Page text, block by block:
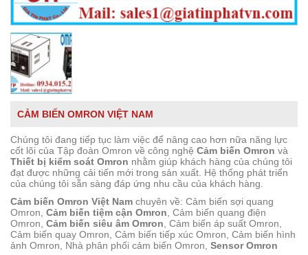
CẢM BIẾN OMRON VIỆT NAM
Chúng tôi đang tiếp tục làm việc để nâng cao hơn nữa năng lực
cốt lõi của Tập đoàn Omron về công nghệ Cảm biến Omron và
Thiết bị kiểm soát Omron nhằm giúp khách hàng của chúng tôi
đạt được những cải tiến mới trong sản xuất. Hệ thống phát triển
của chúng tôi sẵn sàng đáp ứng nhu cầu của khách hàng.
Cảm biến Omron Việt Nam chuyên về: Cảm biến sợi quang
Omron, Cảm biến tiệm cận Omron , Cảm biến quang điện
Omron, Cảm biến siêu âm Omron , Cảm biến áp suất Omron,
Cảm biến quay Omron, Cảm biến tiếp xúc Omron, Cảm biến hình
ảnh Omron, Nhà phân phối cảm biến Omron, Sensor Omron